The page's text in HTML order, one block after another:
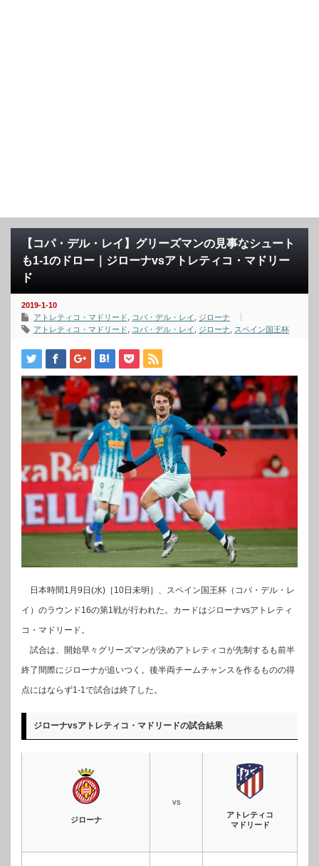
【コパ・デル・レイ】グリーズマンの見事なシュート
も1-1のドロー｜ジローナvsアトレティコ・マドリー
ド
2019-1-10
アトレティコ・マドリード
コパ・デル・レイ
ジローナ
アトレティコ・マドリード
コパ・デル・レイ ジローナ スペイン国王杯
日本時間1月9日(水)［10日未明］、スペイン国王杯（コパ・デル・レ
イ）のラウンド16の第1戦が行われた。カードはジローナvsアトレティ
コ・マドリード。
試合は、開始早々グリーズマンが決めアトレティコが先制するも前半
終了間際にジローナが追いつく。後半両チームチャンスを作るものの得
点にはならず1-1で試合は終了した。
ジローナvsアトレティコ・マドリードの試合結果
ジローナ
vs
アトレティコ
マドリード